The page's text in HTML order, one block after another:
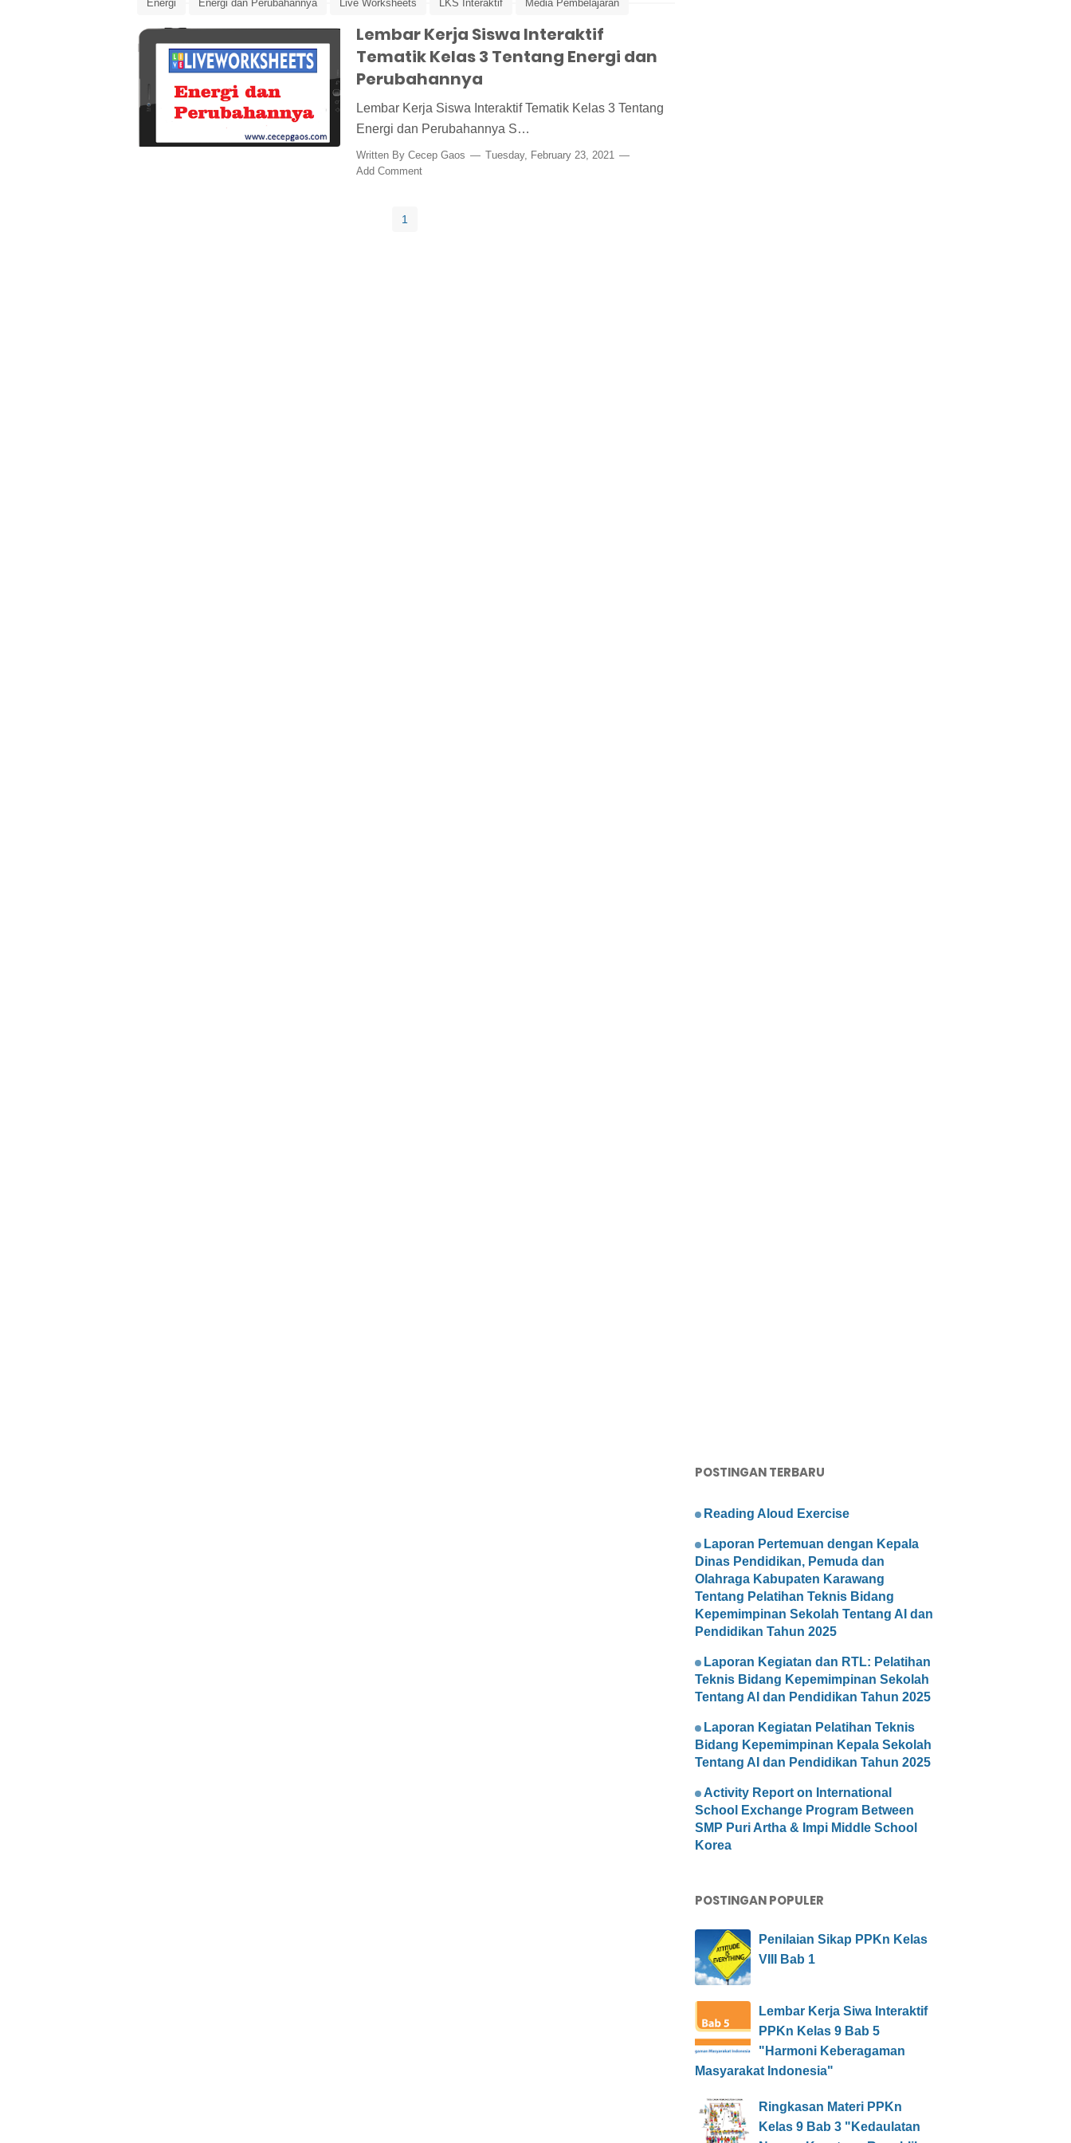
Energi Energi dan Perubahannya Live Worksheets LKS Interaktif Media Pembelajaran
Tema 6 Subtema 2 Tematik Kelas 3
Lembar Kerja Siswa Interaktif
Tematik Kelas 3 Tentang Energi dan
Perubahannya
Lembar Kerja Siswa Interaktif Tematik Kelas 3 Tentang
Energi dan Perubahannya S…
Written By Cecep Gaos
Tuesday, February 23, 2021
Add Comment
1
POSTINGAN TERBARU
Reading Aloud Exercise
Laporan Pertemuan dengan Kepala
Dinas Pendidikan, Pemuda dan
Olahraga Kabupaten Karawang
Tentang Pelatihan Teknis Bidang
Kepemimpinan Sekolah Tentang AI dan
Pendidikan Tahun 2025
Laporan Kegiatan dan RTL: Pelatihan
Teknis Bidang Kepemimpinan Sekolah
Tentang AI dan Pendidikan Tahun 2025
Laporan Kegiatan Pelatihan Teknis
Bidang Kepemimpinan Kepala Sekolah
Tentang AI dan Pendidikan Tahun 2025
Activity Report on International
School Exchange Program Between
SMP Puri Artha & Impi Middle School
Korea
POSTINGAN POPULER
Penilaian Sikap PPKn Kelas
VIII Bab 1
Lembar Kerja Siwa Interaktif
PPKn Kelas 9 Bab 5
"Harmoni Keberagaman
Masyarakat Indonesia"
Ringkasan Materi PPKn
Kelas 9 Bab 3 "Kedaulatan